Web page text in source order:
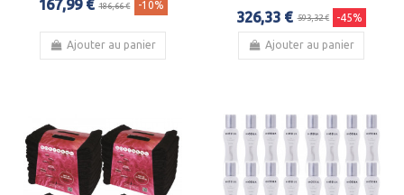
167,99 € 186,66 € -10%
Ajouter au panier
326,33 € 593,32 € -45%
Ajouter au panier